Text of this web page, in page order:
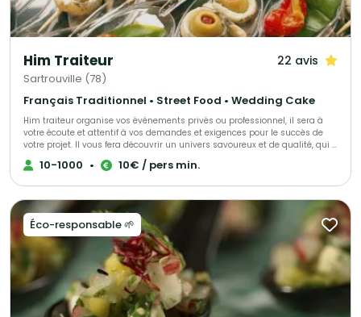
Him Traiteur 22 avis
Sartrouville (78)
Français Traditionnel • Street Food • Wedding Cake
Him traiteur organise vos événements privés ou professionnel, il sera à
votre écoute et attentif à vos demandes et exigences pour le succès de
votre projet. Il vous fera découvrir un univers savoureux et de qualité, qui a
déjà trouvé satisfaction pour de nombreux clients.
10-1000 • 10€ / pers min.
Éco-responsable 🌱